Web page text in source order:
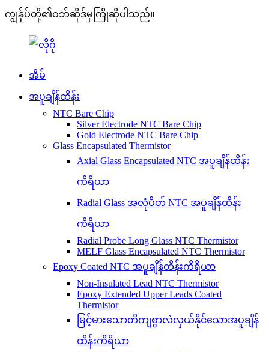
ကျွန်ုပ်တို့၏ဝဘ်ဆိုဒ်မှကြိုဆိုပါသည်။
အိမ်
အပူချိန်ထိန်း
NTC Bare Chip
Silver Electrode NTC Bare Chip
Gold Electrode NTC Bare Chip
Glass Encapsulated Thermistor
Axial Glass Encapsulated NTC အပူချိန်ထိန်း
ကိရိယာ
Radial Glass အလုံပိတ် NTC အပူချိန်ထိန်း
ကိရိယာ
Radial Probe Long Glass NTC Thermistor
MELF Glass Encapsulated NTC Thermistor
Epoxy Coated NTC အပူချိန်ထိန်းကိရိယာ
Non-Insulated Lead NTC Thermistor
Epoxy Extended Upper Leads Coated
Thermistor
မြင့်မားသောတိကျစွာလဲလှယ်နိုင်သောအပူချိန်
ထိန်းကိရိယာ